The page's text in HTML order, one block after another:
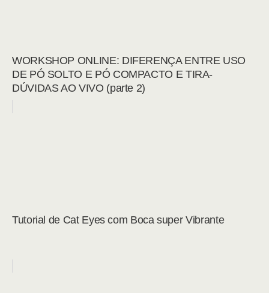
WORKSHOP ONLINE: DIFERENÇA ENTRE USO
DE PÓ SOLTO E PÓ COMPACTO E TIRA-
DÚVIDAS AO VIVO (parte 2)
Tutorial de Cat Eyes com Boca super Vibrante